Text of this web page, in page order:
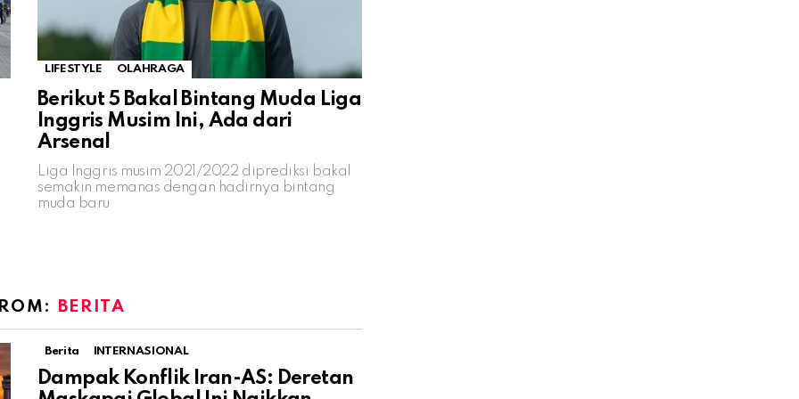
LIFESTYLE OLAHRAGA
Berikut 5 Bakal Bintang Muda Liga
Inggris Musim Ini, Ada dari
Arsenal
Liga Inggris musim 2021/2022 diprediksi bakal
semakin memanas dengan hadirnya bintang
muda baru
BERITA
Berita INTERNASIONAL
Dampak Konflik Iran-AS: Deretan